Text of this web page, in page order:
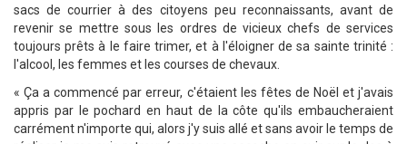
sacs de courrier à des citoyens peu reconnaissants, avant de
revenir se mettre sous les ordres de vicieux chefs de services
toujours prêts à le faire trimer, et à l'éloigner de sa sainte trinité :
l'alcool, les femmes et les courses de chevaux.
« Ça a commencé par erreur, c'étaient les fêtes de Noël et j'avais
appris par le pochard en haut de la côte qu'ils embaucheraient
carrément n'importe qui, alors j'y suis allé et sans avoir le temps de